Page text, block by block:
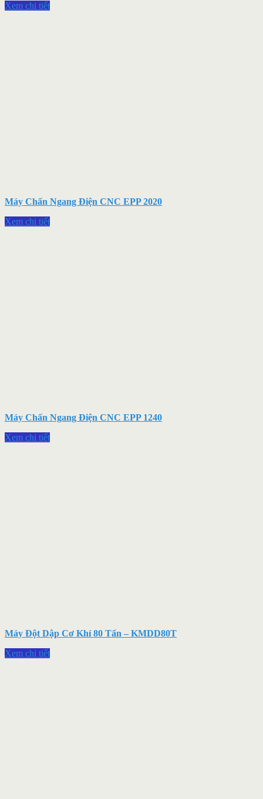
Xem chi tiết
Máy Chấn Ngang Điện CNC EPP 2020
Xem chi tiết
Máy Chấn Ngang Điện CNC EPP 1240
Xem chi tiết
Máy Đột Dập Cơ Khí 80 Tấn – KMDD80T
Xem chi tiết